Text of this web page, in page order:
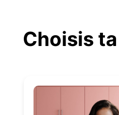
contenuChoisis